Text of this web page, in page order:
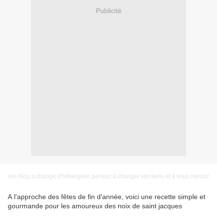
Publicité
a changé d'hébergeur, pensez à changer vos liens et à vous réinscrire à la
A l'approche des fêtes de fin d'année, voici une recette simple et
gourmande pour les amoureux des noix de saint jacques